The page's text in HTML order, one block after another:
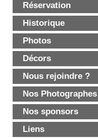
Réservation
Historique
Photos
Décors
Nous rejoindre ?
Nos Photographes
Nos sponsors
Liens